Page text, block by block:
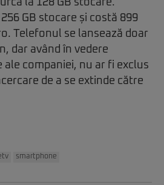
la 128 GB stocare.
GB stocare și costă 899
Telefonul se lansează doar
dar având în vedere
companiei, nu ar fi exclus
de a se extinde către
smartphone